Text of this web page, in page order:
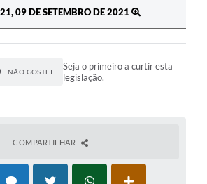
09 DE SETEMBRO DE 2021
NÃO GOSTEI
Seja o primeiro a curtir esta
legislação.
COMPARTILHAR